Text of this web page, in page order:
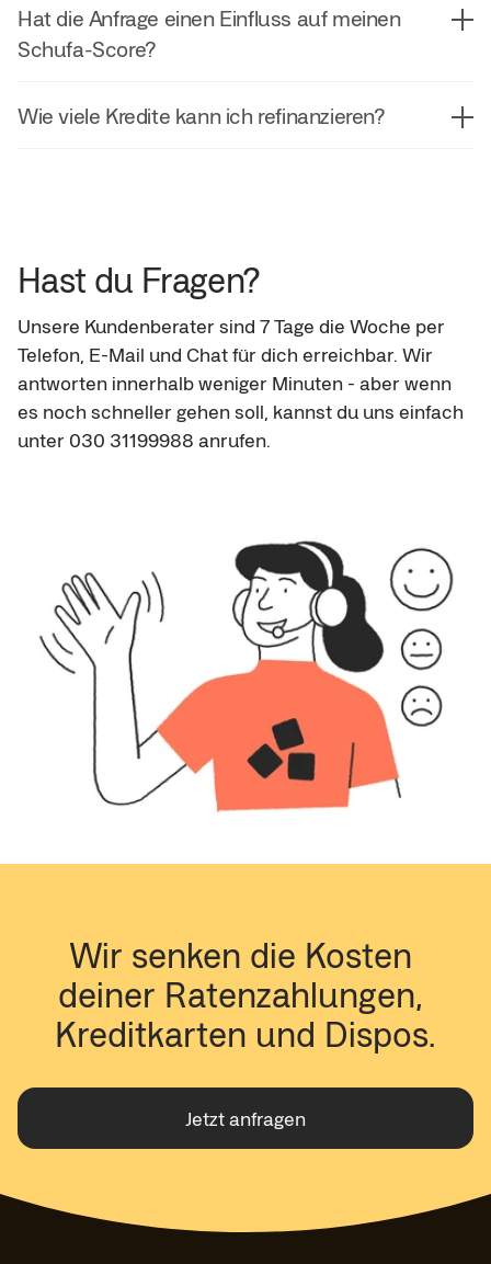
halten. So können wir dir ein personalisiertes
Angebot machen und oftmals deinen jetzigen
wie Anyfin deine Daten erhebt und verwendet. Du
kannst uns jederzeit zu Fragen zum Thema
Datenschutz kontaktieren, indem du eine E-Mail an
unverbindlich und hat keinen negativen Einfluss auf
deinen Bonitätsscore.
Hat die Anfrage einen Einfluss auf meinen
Schufa-Score?
Bonitätsscore.
Wie viele Kredite kann ich refinanzieren?
Hast du Fragen?
Unsere Kundenberater sind 7 Tage die Woche per
Telefon, E-Mail und Chat für dich erreichbar. Wir
antworten innerhalb weniger Minuten - aber wenn
es noch schneller gehen soll, kannst du uns einfach
unter 030 31199988 anrufen.
Wir senken die Kosten
deiner Ratenzahlungen,
Kreditkarten und Dispos.
Jetzt anfragen